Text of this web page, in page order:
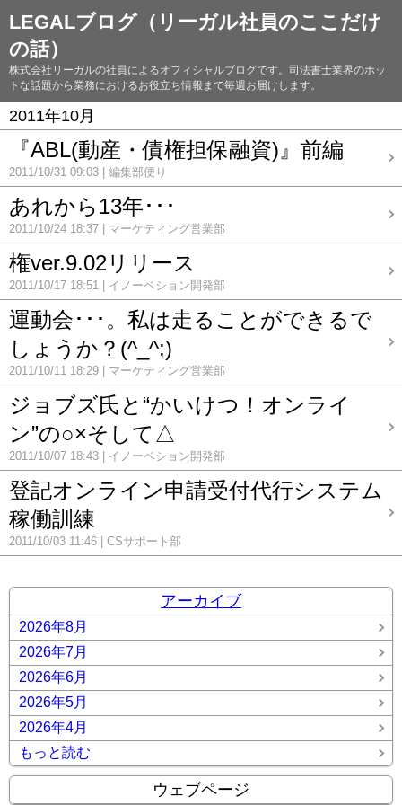
LEGALブログ（リーガル社員のここだけ
の話）
株式会社リーガルの社員によるオフィシャルブログです。司法書士業界のホッ
トな話題から業務におけるお役立ち情報まで毎週お届けします。
2011年10月
『ABL(動産・債権担保融資)』前編
2011/10/31 09:03 編集部便り
あれから13年･･･
2011/10/24 18:37 マーケティング営業部
権ver.9.02リリース
2011/10/17 18:51 イノーベション開発部
運動会･･･。私は走ることができるで
しょうか？(^_^;)
2011/10/11 18:29 マーケティング営業部
ジョブズ氏と“かいけつ！オンライ
ン”の○×そして△
2011/10/07 18:43 イノーベション開発部
登記オンライン申請受付代行システム
稼働訓練
2011/10/03 11:46 CSサポート部
アーカイブ
2026年8月
2026年7月
2026年6月
2026年5月
2026年4月
もっと読む
ウェブページ